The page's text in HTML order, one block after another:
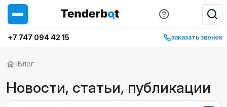
+7 747 094 42 15 заказать звонок
›Блог
Новости, статьи, публикации